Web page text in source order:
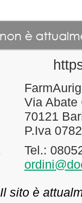
Via Abate
70121
P.Iva
Tel.:
Il sito è